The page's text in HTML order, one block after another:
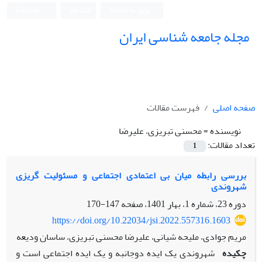
مجله جامعه شناسی ایران
صفحه اصلی
فهرست مقالات
نویسنده =محسنی تبریزی، علیرضا
تعداد مقالات:
1
بررسی رابطه میان بی اعتمادی اجتماعی و مسئولیت گریزی
شهروندی
دوره 23، شماره 1، بهار 1401، صفحه
147-170
https://doi.org/10.22034/jsi.2022.557316.1603
مریم جوادی، ملیحه شیانی، علیرضا محسنی تبریزی، ساسان ودیعه
چکیده شهروندی یک ایده دوجانبه و یک ایده اجتماعی است و